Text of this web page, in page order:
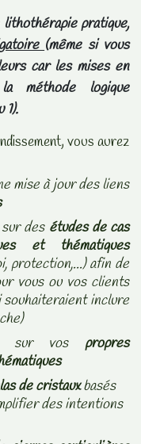
pratique,
(même si vous
car les mises en
méthode logique
1).
vous aurez
mise à jour des liens
des études de cas
et thématiques
protection,...) afin de
vous ou vos clients
souhaiteraient inclure
sur vos propres
de cristauxbasés
des intentions